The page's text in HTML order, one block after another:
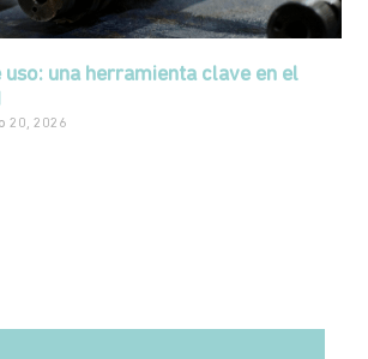
una herramienta clave en el
20, 2026